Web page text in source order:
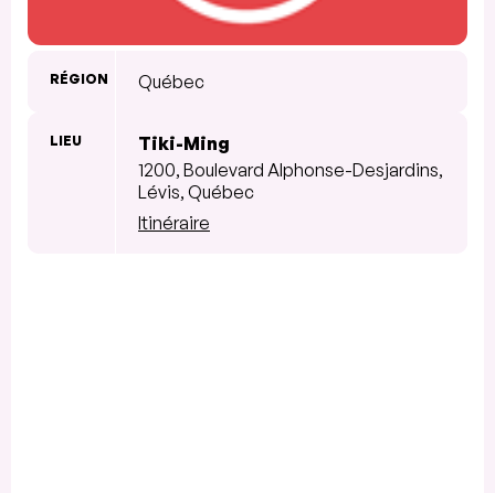
RÉGION Québec
LIEU
Tiki-Ming
1200, Boulevard Alphonse-Desjardins,
Lévis, Québec
Itinéraire